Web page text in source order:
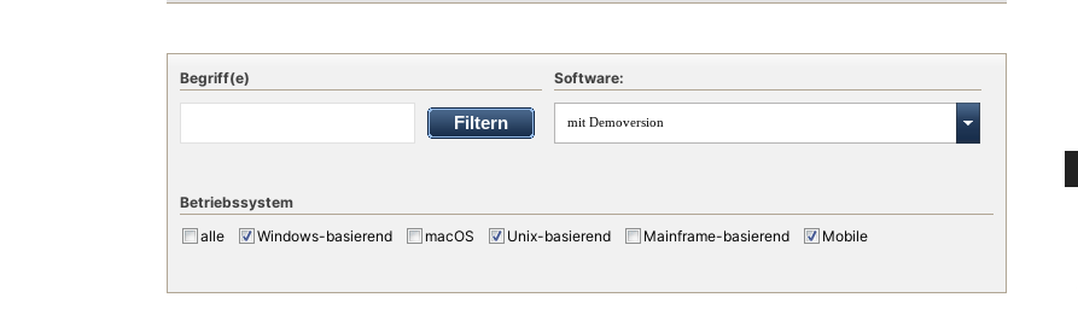
Begriff(e) Software:
mit Demoversion
Betriebssystem
alle
Windows-basierend macOS Unix-basierend Mainframe-basierend Mobile